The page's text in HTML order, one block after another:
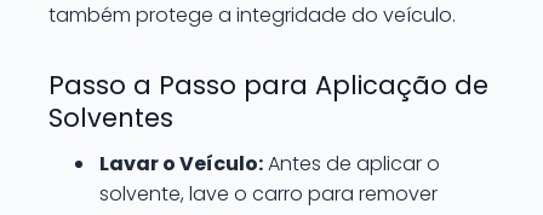
também protege a integridade do veículo.
Passo a Passo para Aplicação de
Solventes
Lavar o Veículo:Antes de aplicar o
solvente, lave o carro para remover